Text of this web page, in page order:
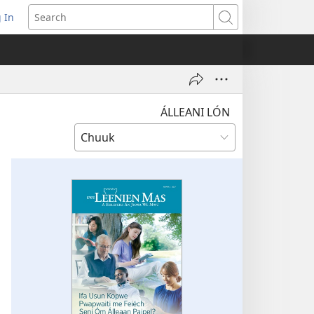
In
Search
ÁLLEANI LÓN